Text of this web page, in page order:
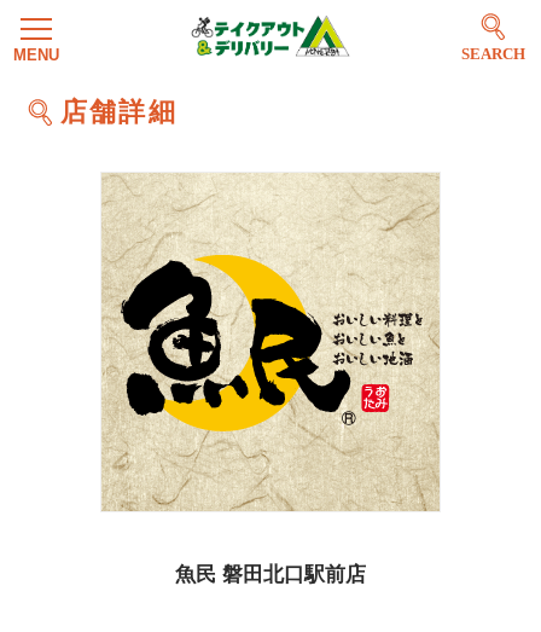
SEARCH
店舗詳細
魚民 磐田北口駅前店